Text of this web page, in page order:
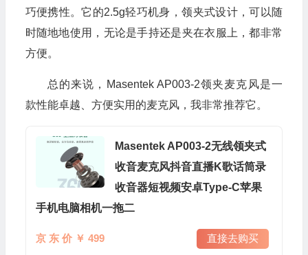
巧便携性。它的2.5g轻巧机身，领夹式设计，可以随
时随地地使用，无论是手持还是夹在衣服上，都非常
方便。
总的来说，Masentek AP003-2领夹麦克风是一
款性能卓越、方便实用的麦克风，我非常推荐它。
Masentek AP003-2无线领夹式
收音麦克风抖音直播K歌话筒录
收音器短视频安卓Type-C苹果
手机电脑相机一拖二
京 东 价 ￥ 499 直接去购买